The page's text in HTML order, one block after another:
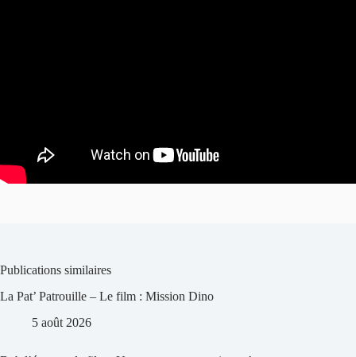
Publications similaires
La Pat’ Patrouille – Le film : Mission Dino
5 août 2026